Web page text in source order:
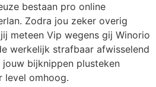
bestaan pro online
Zodra jou zeker overig
meteen Vip wegens gij Winorio
werkelijk strafbaar afwisselend
bijknippen plusteken
level omhoog.